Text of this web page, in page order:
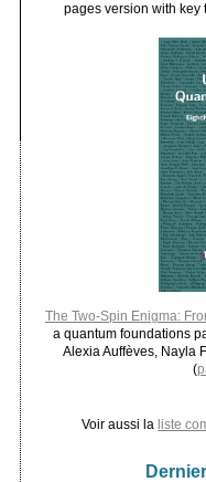
pages version with key
The Two-Spin Enigma:
a quantum foundations
Alexia Auffèves, Nayla
(
Voir aussi la liste